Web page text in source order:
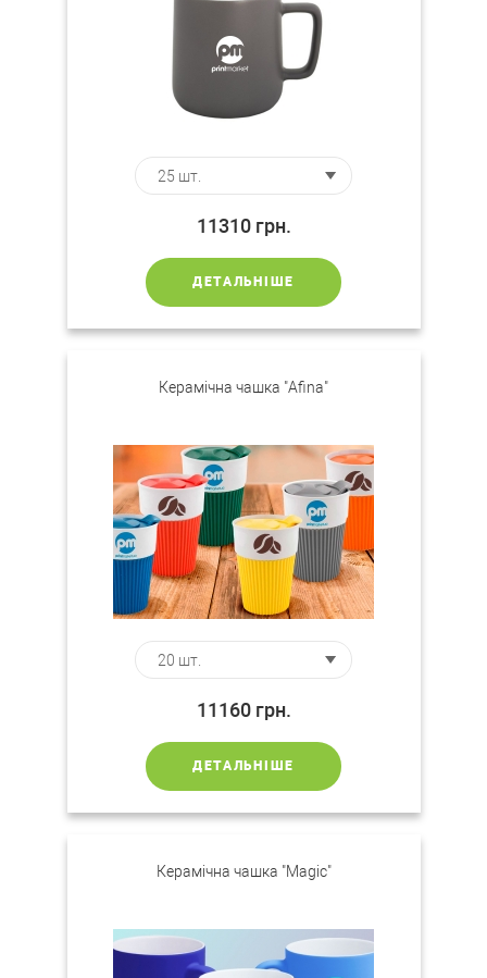
11310 грн.
ДЕТАЛЬНІШЕ
Керамічна чашка "Afina"
11160 грн.
ДЕТАЛЬНІШЕ
Керамічна чашка "Magic"